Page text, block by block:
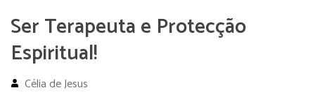
Ser Terapeuta e Protecção
Espiritual!
Célia de Jesus